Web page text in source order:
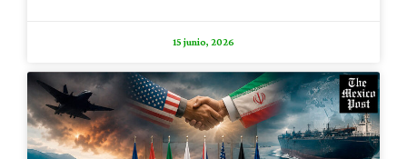
15 junio, 2026